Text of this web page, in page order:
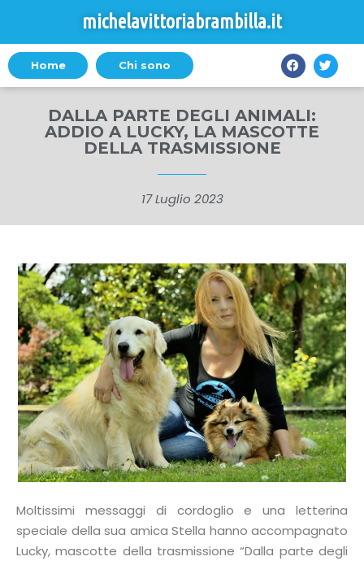
michelavittoriabrambilla.it
Home Chi sono
DALLA PARTE DEGLI ANIMALI:
ADDIO A LUCKY, LA MASCOTTE
DELLA TRASMISSIONE
17 Luglio 2023
Moltissimi messaggi di cordoglio e una letterina
speciale della sua amica Stella hanno accompagnato
Lucky, mascotte della trasmissione “Dalla parte degli